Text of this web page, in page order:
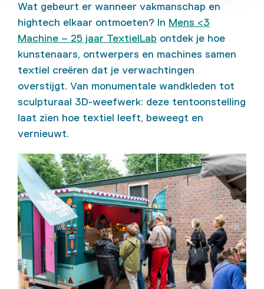
Wat gebeurt er wanneer vakmanschap en
hightech elkaar ontmoeten? In Mens <3
Machine – 25 jaar TextielLab ontdek je hoe
kunstenaars, ontwerpers en machines samen
textiel creëren dat je verwachtingen
overstijgt. Van monumentale wandkleden tot
sculpturaal 3D-weefwerk: deze tentoonstelling
laat zien hoe textiel leeft, beweegt en
vernieuwt.